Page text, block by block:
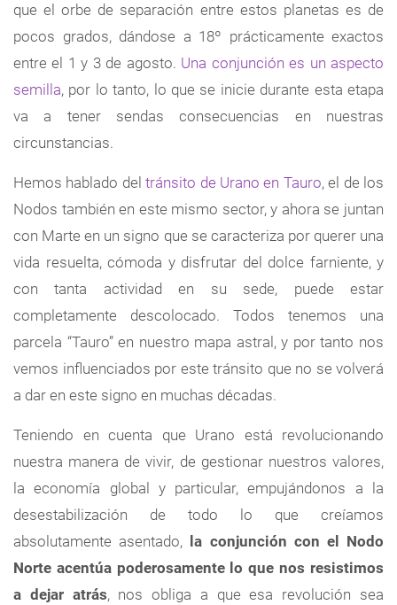
que el orbe de separación entre estos planetas es de
pocos grados, dándose a 18º prácticamente exactos
entre el 1 y 3 de agosto. Una conjunción es un aspecto
semilla, por lo tanto, lo que se inicie durante esta etapa
va a tener sendas consecuencias en nuestras
circunstancias.
Hemos hablado deltránsito de Urano en Tauro, el de los
Nodos también en este mismo sector, y ahora se juntan
con Marte en un signo que se caracteriza por querer una
vida resuelta, cómoda y disfrutar del dolce farniente, y
con tanta actividad en su sede, puede estar
completamente descolocado. Todos tenemos una
parcela “Tauro” en nuestro mapa astral, y por tanto nos
vemos influenciados por este tránsito que no se volverá
a dar en este signo en muchas décadas.
Teniendo en cuenta que Urano está revolucionando
nuestra manera de vivir, de gestionar nuestros valores,
la economía global y particular, empujándonos a la
desestabilización de todo lo que creíamos
absolutamente asentado,
la conjunción con el Nodo
Norte acentúa poderosamente lo que nos resistimos
a dejar atrás, nos obliga a que esa revolución sea